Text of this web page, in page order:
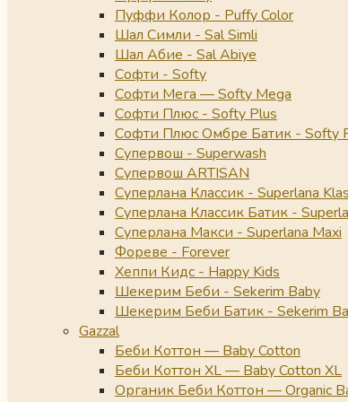
Пуффи Колор - Puffy Color
Шал Симли - Sal Simli
Шал Абие - Sal Abiye
Софти - Softy
Софти Мега — Softy Mega
Софти Плюс - Softy Plus
Софти Плюс Омбре Батик - Softy
Супервош - Superwash
Супервош ARTISAN
Суперлана Классик - Superlana
Суперлана Классик Батик -
Суперлана Макси - Superlana Maxi
Фореве - Forever
Хеппи Кидс - Happy Kids
Шекерим Беби - Sekerim Baby
Шекерим Беби Батик - Sekerim
Gazzal
Беби Коттон — Baby Cotton
Беби Коттон XL — Baby Cotton XL
Органик Беби Коттон — Organic